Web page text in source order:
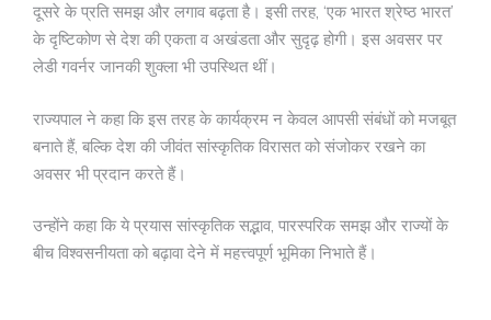
दूसरे के प्रति समझ और लगाव बढ़ता है। इसी तरह, ‘एक भारत श्रेष्ठ भारत’
के दृष्टिकोण से देश की एकता व अखंडता और सुदृढ़ होगी। इस अवसर पर
लेडी गवर्नर जानकी शुक्ला भी उपस्थित थीं।
राज्यपाल ने कहा कि इस तरह के कार्यक्रम न केवल आपसी संबंधों को मजबूत
बनाते हैं, बल्कि देश की जीवंत सांस्कृतिक विरासत को संजोकर रखने का
अवसर भी प्रदान करते हैं।
उन्होंने कहा कि ये प्रयास सांस्कृतिक सद्भाव, पारस्परिक समझ और राज्यों के
बीच विश्वसनीयता को बढ़ावा देने में महत्त्वपूर्ण भूमिका निभाते हैं।